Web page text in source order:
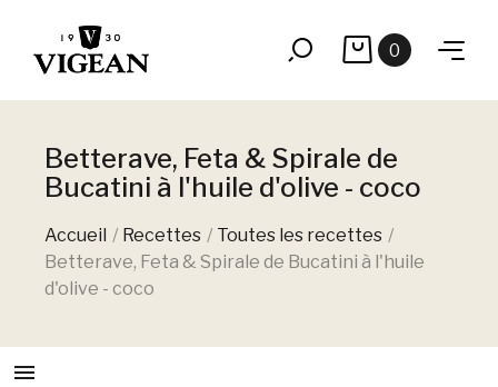
0
Betterave, Feta & Spirale de
Bucatini à l'huile d'olive - coco
Accueil Recettes
Toutes les recettes
Betterave, Feta & Spirale de Bucatini à l'huile
d'olive - coco
menu